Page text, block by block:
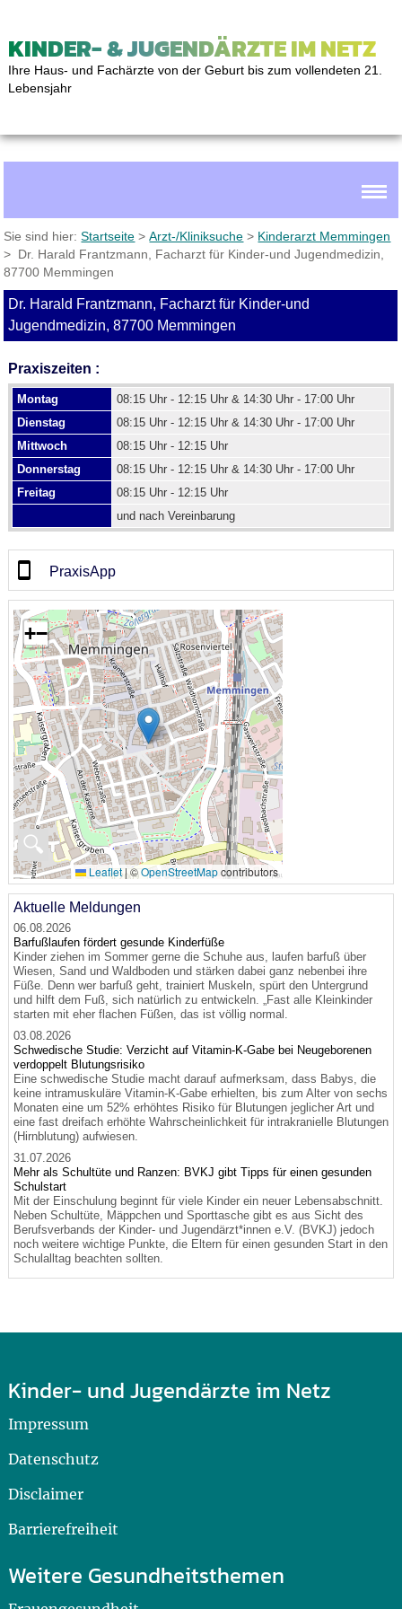
KINDER- & JUGENDÄRZTE IM NETZ
Ihre Haus- und Fachärzte von der Geburt bis zum vollendeten 21.
Lebensjahr
Sie sind hier:Startseite >Arzt-/Kliniksuche > Kinderarzt Memmingen
> Dr. Harald Frantzmann, Facharzt für Kinder-und Jugendmedizin,
87700 Memmingen
Dr. Harald Frantzmann, Facharzt für Kinder-und
Jugendmedizin, 87700 Memmingen
Praxiszeiten :
Montag
08:15 Uhr - 12:15 Uhr & 14:30 Uhr - 17:00 Uhr
Dienstag
08:15 Uhr - 12:15 Uhr & 14:30 Uhr - 17:00 Uhr
Mittwoch
08:15 Uhr - 12:15 Uhr
Donnerstag
08:15 Uhr - 12:15 Uhr & 14:30 Uhr - 17:00 Uhr
Freitag
08:15 Uhr - 12:15 Uhr
und nach Vereinbarung
PraxisApp
🔍
+−
Leaflet|©OpenStreetMapcontributors
Aktuelle Meldungen
06.08.2026
Barfußlaufen fördert gesunde Kinderfüße
Kinder ziehen im Sommer gerne die Schuhe aus, laufen barfuß über
Wiesen, Sand und Waldboden und stärken dabei ganz nebenbei ihre
Füße. Denn wer barfuß geht, trainiert Muskeln, spürt den Untergrund
und hilft dem Fuß, sich natürlich zu entwickeln. „Fast alle Kleinkinder
starten mit eher flachen Füßen, das ist völlig normal.
03.08.2026
Schwedische Studie: Verzicht auf Vitamin-K-Gabe bei Neugeborenen
verdoppelt Blutungsrisiko
Eine schwedische Studie macht darauf aufmerksam, dass Babys, die
keine intramuskuläre Vitamin-K-Gabe erhielten, bis zum Alter von sechs
Monaten eine um 52% erhöhtes Risiko für Blutungen jeglicher Art und
eine fast dreifach erhöhte Wahrscheinlichkeit für intrakranielle Blutungen
(Hirnblutung) aufwiesen.
31.07.2026
Mehr als Schultüte und Ranzen: BVKJ gibt Tipps für einen gesunden
Schulstart
Mit der Einschulung beginnt für viele Kinder ein neuer Lebensabschnitt.
Neben Schultüte, Mäppchen und Sporttasche gibt es aus Sicht des
Berufsverbands der Kinder- und Jugendärzt*innen e.V. (BVKJ) jedoch
noch weitere wichtige Punkte, die Eltern für einen gesunden Start in den
Schulalltag beachten sollten.
Kinder- und Jugendärzte im Netz
Impressum
Datenschutz
Disclaimer
Barrierefreiheit
Weitere Gesundheitsthemen